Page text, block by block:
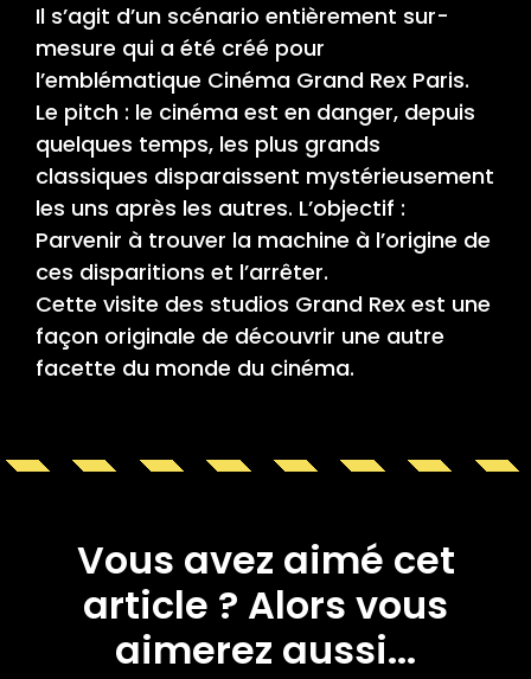
Il s’agit d’un scénario entièrement sur-
mesure qui a été créé pour
l’emblématique Cinéma Grand Rex Paris.
Le pitch : le cinéma est en danger, depuis
quelques temps, les plus grands
classiques disparaissent mystérieusement
les uns après les autres. L’objectif :
Parvenir à trouver la machine à l’origine de
ces disparitions et l’arrêter.
Cette visite des studios Grand Rex est une
façon originale de découvrir une autre
facette du monde du cinéma.
Vous avez aimé cet
article ? Alors vous
aimerez aussi...